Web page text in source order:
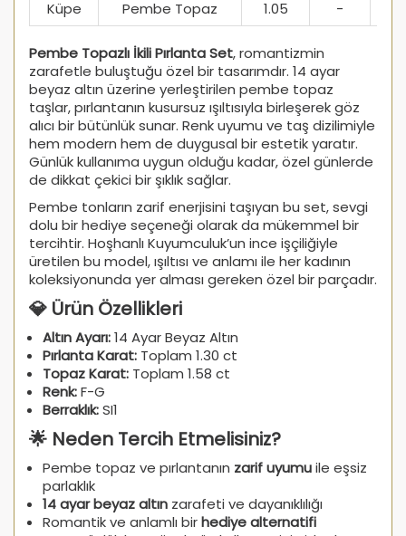
Küpe Pembe Topaz 1.05 -
Pembe Topazlı İkili Pırlanta Set, romantizmin
zarafetle buluştuğu özel bir tasarımdır. 14 ayar
beyaz altın üzerine yerleştirilen pembe topaz
taşlar, pırlantanın kusursuz ışıltısıyla birleşerek göz
alıcı bir bütünlük sunar. Renk uyumu ve taş dizilimiyle
hem modern hem de duygusal bir estetik yaratır.
Günlük kullanıma uygun olduğu kadar, özel günlerde
de dikkat çekici bir şıklık sağlar.
Pembe tonların zarif enerjisini taşıyan bu set, sevgi
dolu bir hediye seçeneği olarak da mükemmel bir
tercihtir. Hoşhanlı Kuyumculuk’un ince işçiliğiyle
üretilen bu model, ışıltısı ve anlamı ile her kadının
koleksiyonunda yer alması gereken özel bir parçadır.
💎 Ürün Özellikleri
Altın Ayarı:14 Ayar Beyaz Altın
Pırlanta Karat: Toplam 1.30 ct
Topaz Karat: Toplam 1.58 ct
Renk:F-G
Berraklık:SI1
🌟 Neden Tercih Etmelisiniz?
Pembe topaz ve pırlantanın zarif uyumuile eşsiz
parlaklık
14 ayar beyaz altın zarafeti ve dayanıklılığı
Romantik ve anlamlı birhediye alternatifi